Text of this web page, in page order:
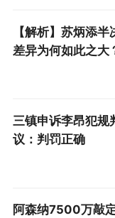
【解析】苏炳添
差异为何如此之大
三镇申诉李昂犯规
议：判罚正确
阿森纳7500万敲